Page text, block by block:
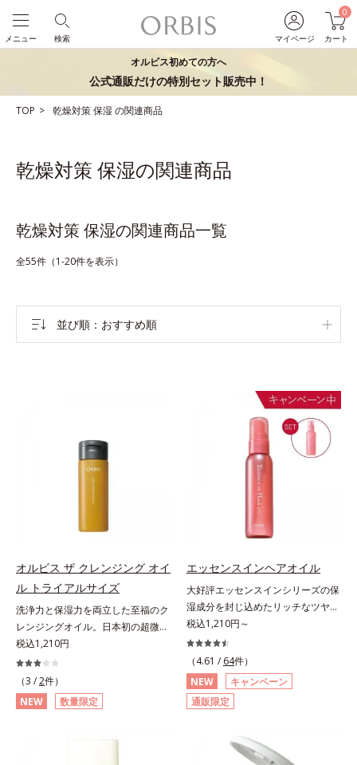
マイページ
0
カート
検索
メニュー
オルビス初めての方へ
公式通販だけの特別セット販売中！
TOP 乾燥対策保湿の関連商品
乾燥対策 保湿の関連商品
乾燥対策 保湿の関連商品一覧
全55件（1-20件を表示）
並び順 おすすめ順
オルビス ザ クレンジング オイ
ル トライアルサイズ
洗浄力と保湿力を両立した至福のク
レンジングオイル。日本初の超微粒
子技術(*1)が毛穴奥の微細な汚れに
アプローチ。圧倒的な洗浄力と毛穴
悩みに着目したクレンジングオイル
のトライアルサイズです。日本初・
超微粒子技術(*1)で、さっと塗り広
穴悩みも取り去り、一瞬で気持ちの
税込1,210円
（3 /2件）
NEW
数量限定
エッセンスインヘアオイル
大好評エッセンスインシリーズの保
湿成分を封じ込めたリッチなツヤ髪
続くヘアオイル。人気商品「エッセ
ンスインヘアミルク」と同じシリー
ズのヘアオイルです。ナノサイズの
美容成分(*1)で髪の隙間を満たして
リッチなツヤ髪を維持する“超音波
トリートメント”発想(*2)。美容成分
と密着し、定着効果をもたらすツヤ
記憶マグネット成分(*1)を配合しま
税込1,210円～
（4.61 / 64件）
NEW
キャンペーン
通販限定